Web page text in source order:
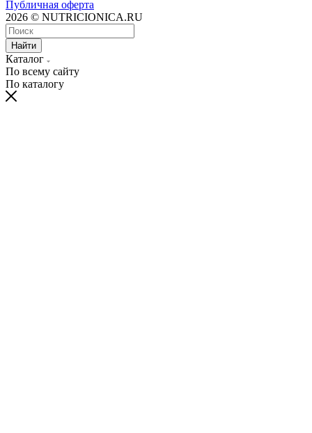
Публичная оферта
2026 © NUTRICIONICA.RU
Найти
Каталог
По всему сайту
По каталогу